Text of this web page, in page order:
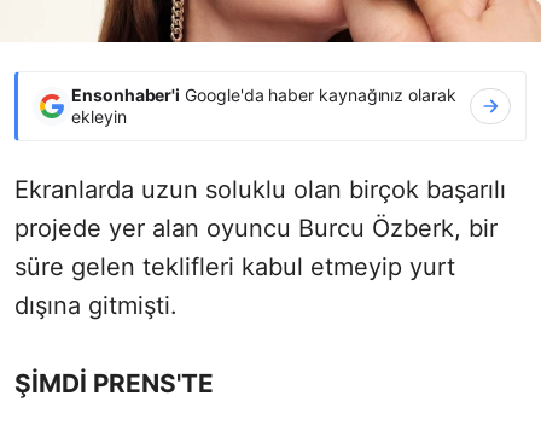
Ensonhaber'i Google'da haber kaynağınız olarak
ekleyin
Ekranlarda uzun soluklu olan birçok başarılı
projede yer alan oyuncu Burcu Özberk, bir
süre gelen teklifleri kabul etmeyip yurt
dışına gitmişti.
ŞİMDİ PRENS'TE